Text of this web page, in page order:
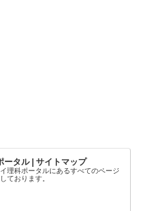
ータル | サイトマップ
理科ポータルにあるすべてのページ
ております。